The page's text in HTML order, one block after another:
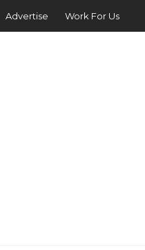
Advertise Work For Us